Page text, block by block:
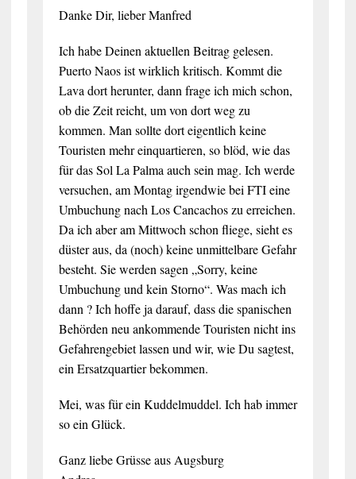
Danke Dir, lieber Manfred
Ich habe Deinen aktuellen Beitrag gelesen.
Puerto Naos ist wirklich kritisch. Kommt die
Lava dort herunter, dann frage ich mich schon,
ob die Zeit reicht, um von dort weg zu
kommen. Man sollte dort eigentlich keine
Touristen mehr einquartieren, so blöd, wie das
für das Sol La Palma auch sein mag. Ich werde
versuchen, am Montag irgendwie bei FTI eine
Umbuchung nach Los Cancachos zu erreichen.
Da ich aber am Mittwoch schon fliege, sieht es
düster aus, da (noch) keine unmittelbare Gefahr
besteht. Sie werden sagen „Sorry, keine
Umbuchung und kein Storno“. Was mach ich
dann ? Ich hoffe ja darauf, dass die spanischen
Behörden neu ankommende Touristen nicht ins
Gefahrengebiet lassen und wir, wie Du sagtest,
ein Ersatzquartier bekommen.
Mei, was für ein Kuddelmuddel. Ich hab immer
so ein Glück.
Ganz liebe Grüsse aus Augsburg